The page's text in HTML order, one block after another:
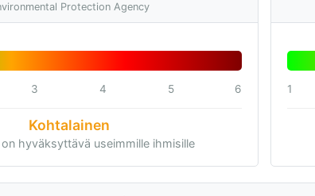
Protection Agency
3 4 5 6
Kohtalainen
on hyväksyttävä useimmille ihmisille
1